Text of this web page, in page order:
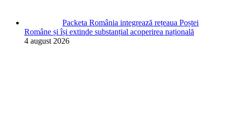
Packeta România integrează rețeaua Poștei
Române și își extinde substanțial acoperirea națională
4 august 2026